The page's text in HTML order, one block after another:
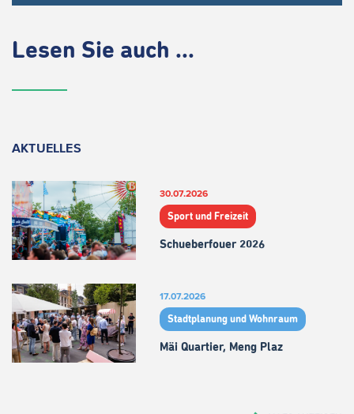
Lesen Sie auch ...
AKTUELLES
30.07.2026
Sport und Freizeit
Schueberfouer 2026
17.07.2026
Stadtplanung und Wohnraum
Mäi Quartier, Meng Plaz